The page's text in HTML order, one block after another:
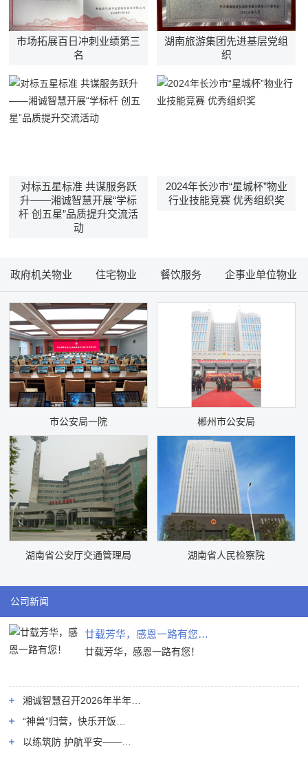
市场拓展百日冲刺业绩第三
名
湖南旅游集团先进基层党组
织
对标五星标准 共谋服务跃
升——湘诚智慧开展“学标
杆 创五星”品质提升交流活
动
2024年长沙市“星城杯”物业
行业技能竞赛 优秀组织奖
政府机关物业 住宅物业 餐饮服务 企事业单位物业
市公安局一院 郴州市公安局
湖南省公安厅交通管理局 湖南省人民检察院
公司新闻
廿载芳华，感恩一路有您…
廿载芳华，感恩一路有您！
湘诚智慧召开2026年半年…
“神兽”归营，快乐开饭…
以练筑防 护航平安——…